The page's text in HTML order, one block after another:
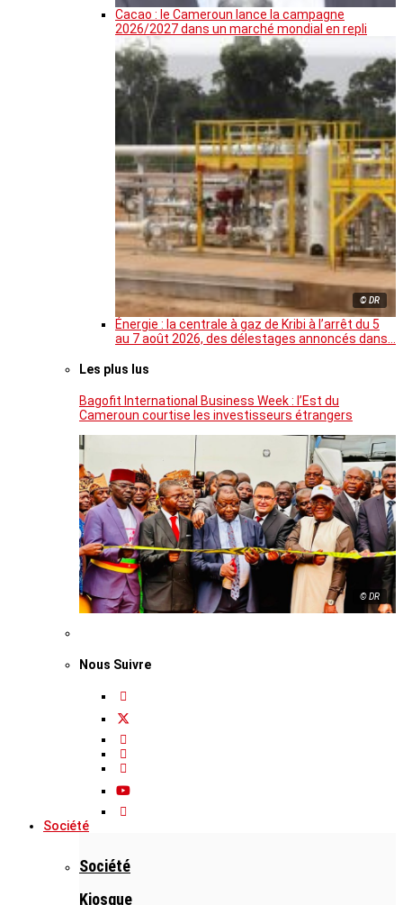
Cacao : le Cameroun lance la campagne
2026/2027 dans un marché mondial en repli
© DR
Énergie : la centrale à gaz de Kribi à l’arrêt du 5
au 7 août 2026, des délestages annoncés dans…
Les plus lus
Bagofit International Business Week : l’Est du
Cameroun courtise les investisseurs étrangers
© DR
Nous Suivre
Société
Société
Kiosque